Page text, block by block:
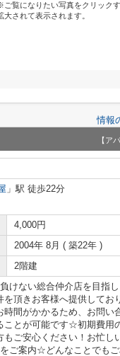
ご覧になりたい写真をクリック
大されて表示されます。
情報
【ア
」駅 徒歩22分
4,000円
2004年 8月 ( 築22年 )
2階建
けない総合仲介店を目指し
頂きお客様へ提供してお
間がかかるため、お問い
ことが可能です☆初期費用
ご安心ください！お忙し
ご案内☆どんなことでも